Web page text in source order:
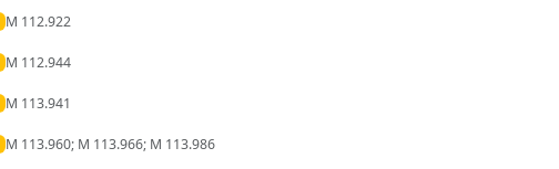
M 112.922
M 112.944
M 113.941
M 113.960; M 113.966; M 113.986